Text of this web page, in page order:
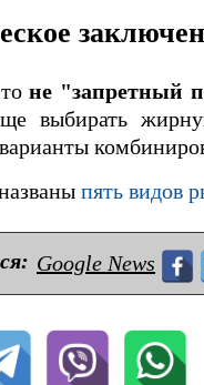
не "запретный
выбирать
пять видов
Google News